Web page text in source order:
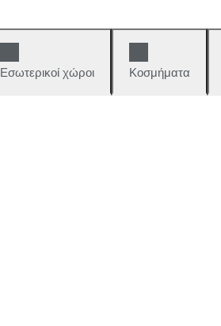
Εσωτερικοί χώροι Κοσμήματα